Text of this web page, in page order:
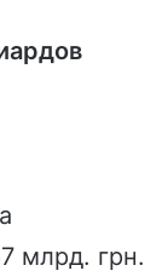
млрд. грн.